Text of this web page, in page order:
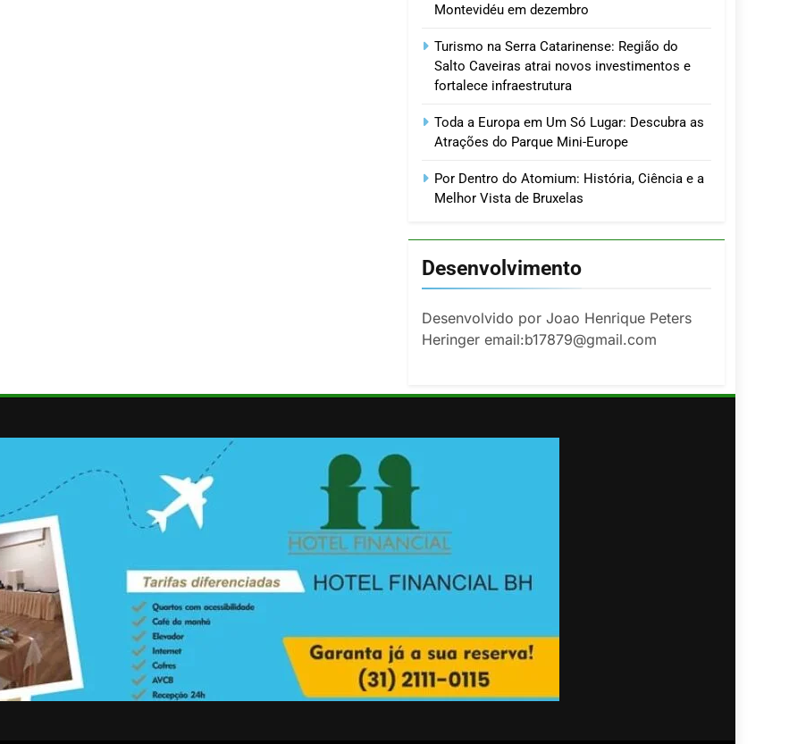
Montevidéu em dezembro
Turismo na Serra Catarinense: Região do
Salto Caveiras atrai novos investimentos e
fortalece infraestrutura
Toda a Europa em Um Só Lugar: Descubra as
Atrações do Parque Mini-Europe
Por Dentro do Atomium: História, Ciência e a
Melhor Vista de Bruxelas
Desenvolvimento
Desenvolvido por Joao Henrique Peters
Heringer email:b17879@gmail.com